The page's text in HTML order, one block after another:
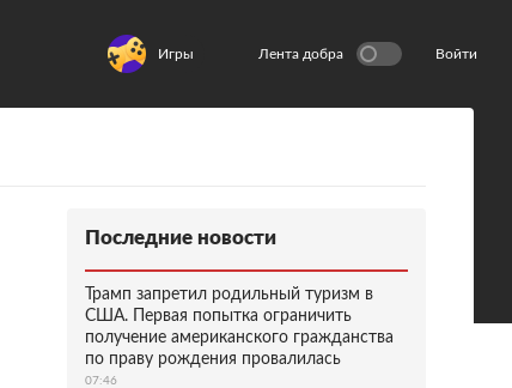
Игры Лента добра Войти
Последние новости
Трамп запретил родильный туризм в
США. Первая попытка ограничить
получение американского гражданства
по праву рождения провалилась
07:46